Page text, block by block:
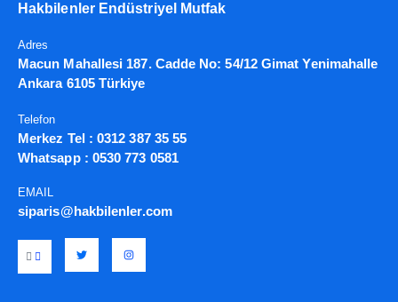
Hakbilenler Endüstriyel Mutfak
Adres
Macun Mahallesi 187. Cadde No: 54/12 Gimat Yenimahalle
Ankara 6105 Türkiye
Telefon
Merkez Tel : 0312 387 35 55
Whatsapp : 0530 773 0581
EMAIL
siparis@hakbilenler.com